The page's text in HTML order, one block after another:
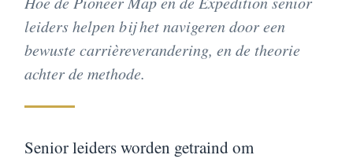
leiders helpen bij het navigeren door een
bewuste carrièreverandering, en de theorie
achter de methode.
Senior leiders worden getraind om